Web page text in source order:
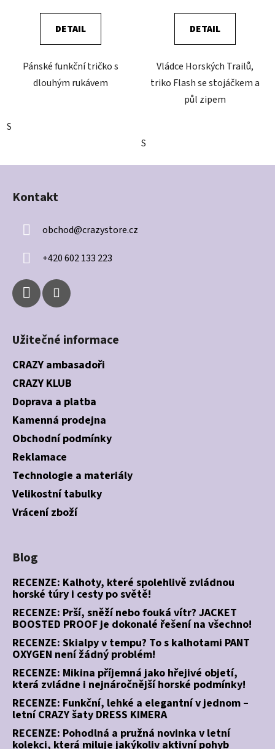
DETAIL
Pánské funkční tričko s
dlouhým rukávem
S
DETAIL
Vládce Horských Trailů,
triko Flash se stojáčkem a
půl zipem
S
Z
Kontakt
obchod@crazystore.cz
+420 602 133 223
Užitečné informace
CRAZY ambasadoři
CRAZY KLUB
Doprava a platba
Kamenná prodejna
Obchodní podmínky
Reklamace
Technologie a materiály
Velikostní tabulky
Vrácení zboží
Blog
RECENZE: Kalhoty, které spolehlivě zvládnou
horské túry i cesty po světě!
RECENZE: Prší, sněží nebo fouká vítr? JACKET
BOOSTED PROOF je dokonalé řešení na všechno!
RECENZE: Skialpy v tempu? To s kalhotami PANT
OXYGEN není žádný problém!
RECENZE: Mikina příjemná jako hřejivé objetí,
která zvládne i nejnáročnější horské podmínky!
RECENZE: Funkční, lehké a elegantní v jednom –
letní CRAZY šaty DRESS KIMERA
RECENZE: Pohodlná a pružná novinka v letní
kolekci, která miluje jakýkoliv aktivní pohyb